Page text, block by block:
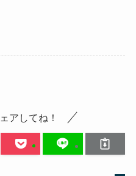
アしてね！